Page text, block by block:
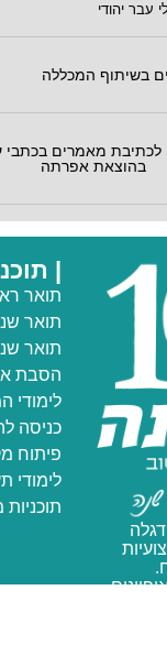
עבר יהודי
בשיתוף המכללה
לכתיבת מאמרים בכתבי
בהוצאת אפרתה
|
תואר
תואר
תואר
הסבת
לימודי
כניסה
פיתוח
לימודי
תוכניות